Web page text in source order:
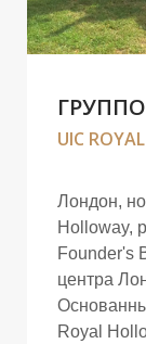
UIC
Лондон,
Holloway,
Founder's
центра
Royal